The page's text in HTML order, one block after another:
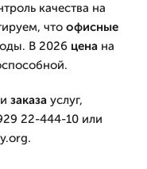
качества на
что офисные
В 2026 цена на
заказа услуг,
22-444-10 или